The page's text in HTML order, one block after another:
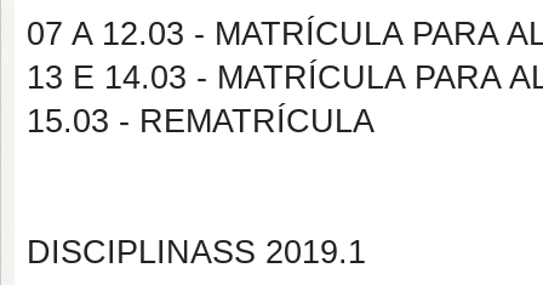
07 A 12.03 - MATRÍCULA PARA
13 E 14.03 - MATRÍCULA PARA
15.03 - REMATRÍCULA
DISCIPLINASS 2019.1